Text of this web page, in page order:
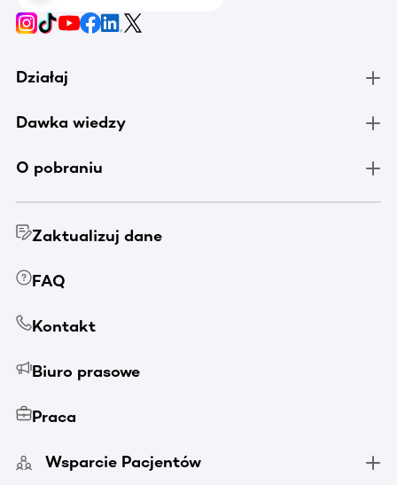
Działaj
Dawka wiedzy
O pobraniu
Zaktualizuj dane
FAQ
Kontakt
Biuro prasowe
Praca
Wsparcie Pacjentów